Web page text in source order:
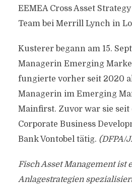
EEMEA Cross Asset
Team bei Merrill Lynch in
Kusterer begann am 15.
Managerin Emerging
fungierte vorher seit 2020
Managerin im Emerging
Mainfirst. Zuvor war sie seit
Corporate Business
Bank Vontobel tätig. (DFPA/
Fisch Asset Management ist
Anlagestrategien